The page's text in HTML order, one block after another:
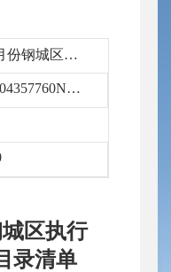
2025年10月份钢城区执行的政府性基金目录清单
11371203004357760N/2025-6684844
区执行
录清单